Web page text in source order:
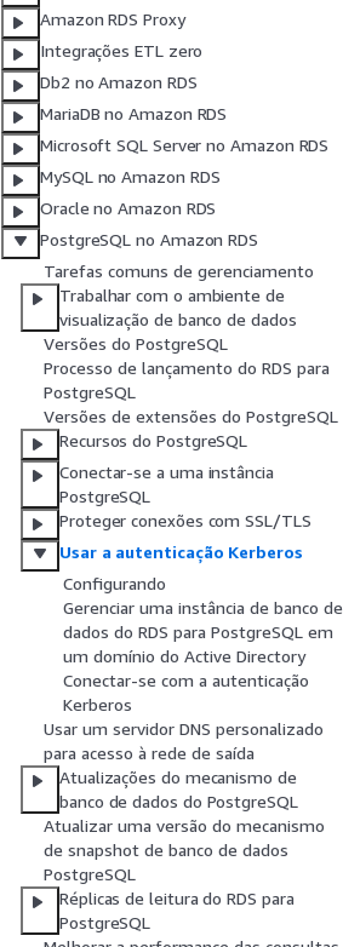
Amazon RDS Proxy
Integrações ETL zero
Db2 no Amazon RDS
MariaDB no Amazon RDS
Microsoft SQL Server no Amazon RDS
MySQL no Amazon RDS
Oracle no Amazon RDS
PostgreSQL no Amazon RDS
Tarefas comuns de gerenciamento
Trabalhar com o ambiente de
visualização de banco de dados
Versões do PostgreSQL
Processo de lançamento do RDS para
PostgreSQL
Versões de extensões do PostgreSQL
Recursos do PostgreSQL
Conectar-se a uma instância
PostgreSQL
Proteger conexões com SSL/TLS
Usar a autenticação Kerberos
Configurando
Gerenciar uma instância de banco de
dados do RDS para PostgreSQL em
um domínio do Active Directory
Conectar-se com a autenticação
Kerberos
Usar um servidor DNS personalizado
para acesso à rede de saída
Atualizações do mecanismo de
banco de dados do PostgreSQL
Atualizar uma versão do mecanismo
de snapshot de banco de dados
PostgreSQL
Réplicas de leitura do RDS para
PostgreSQL